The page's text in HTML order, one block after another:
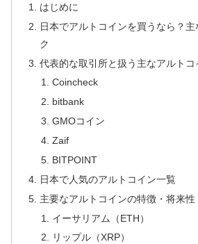
はじめに
日本でアルトコインを買うなら？
ク
代表的な取引所と扱う主なアルトコ
Coincheck
bitbank
GMOコイン
Zaif
BITPOINT
日本で人気のアルトコイン一覧
主要なアルトコインの特徴・将来性
イーサリアム（ETH）
リップル（XRP）